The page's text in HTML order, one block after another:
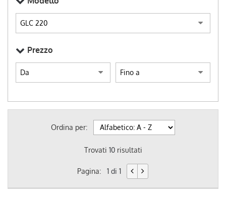
Prezzo
Ordina per:
Trovati 10risultati
Pagina:1 di 1